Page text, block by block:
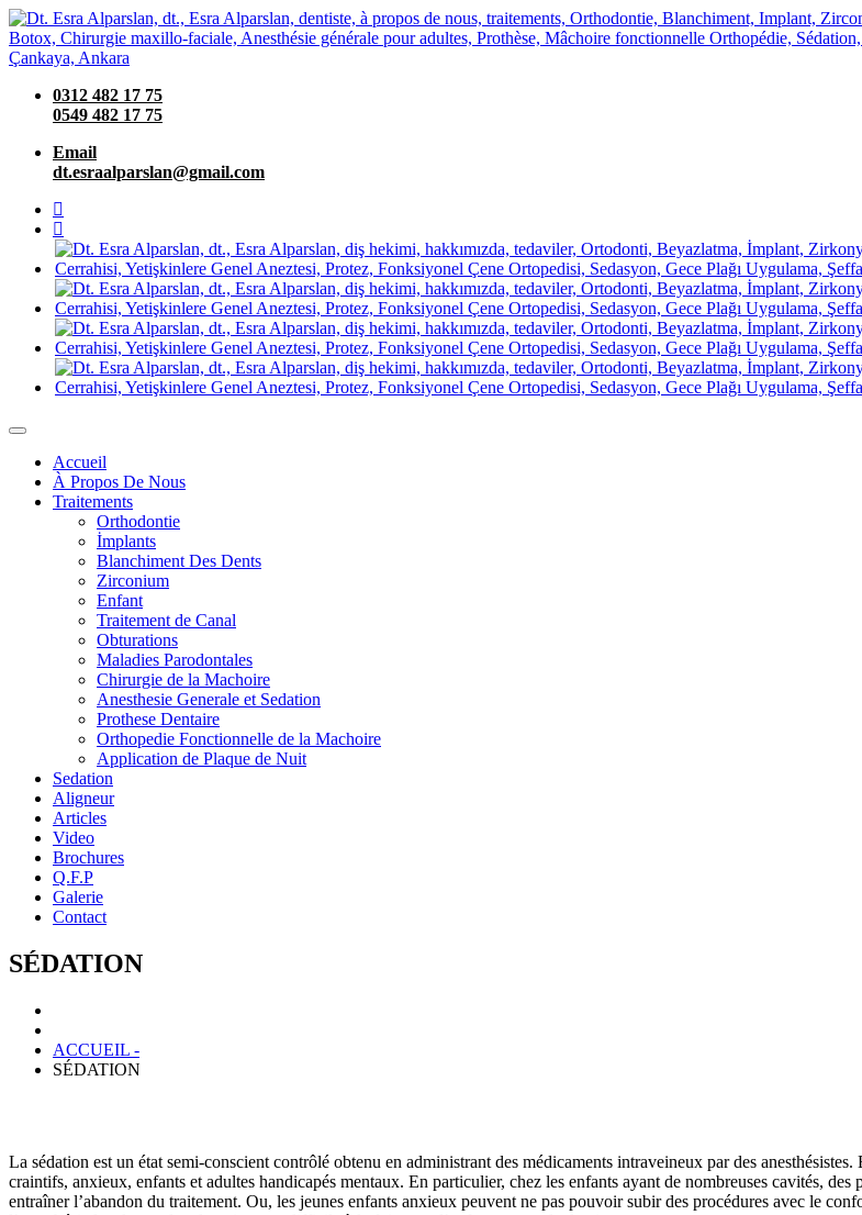
0312 482 17 75
0549 482 17 75
Email
dt.esraalparslan@gmail.com
Accueil
À Propos De Nous
Traitements
Orthodontie
İmplants
Blanchiment Des Dents
Zirconium
Enfant
Traitement de Canal
Obturations
Maladies Parodontales
Chirurgie de la Machoire
Anesthesie Generale et Sedation
Prothese Dentaire
Orthopedie Fonctionnelle de la Machoire
Application de Plaque de Nuit
Sedation
Aligneur
Articles
Video
Brochures
Q.F.P
Galerie
Contact
SÉDATION
ACCUEIL -
SÉDATION
La sédation est un état semi-conscient contrôlé obtenu en administrant des médicaments intraveineux par des
craintifs, anxieux, enfants et adultes handicapés mentaux. En particulier, chez les enfants ayant de nombreuses cavités,
entraîner l’abandon du traitement. Ou, les jeunes enfants anxieux peuvent ne pas pouvoir subir des procédures avec le